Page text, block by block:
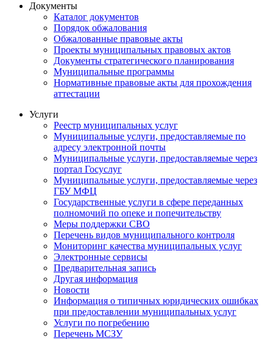
Документы
Каталог документов
Порядок обжалования
Обжалованные правовые акты
Проекты муниципальных правовых актов
Документы стратегического планирования
Муниципальные программы
Нормативные правовые акты для прохождения
аттестации
Услуги
Реестр муниципальных услуг
Муниципальные услуги, предоставляемые по
адресу электронной почты
Муниципальные услуги, предоставляемые через
портал Госуслуг
Муниципальные услуги, предоставляемые через
ГБУ МФЦ
Государственные услуги в сфере переданных
полномочий по опеке и попечительству
Меры поддержки СВО
Перечень видов муниципального контроля
Мониторинг качества муниципальных услуг
Электронные сервисы
Предварительная запись
Другая информация
Новости
Информация о типичных юридических ошибках
при предоставлении муниципальных услуг
Услуги по погребению
Перечень МСЗУ